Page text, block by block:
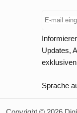
Updates,
Sprache